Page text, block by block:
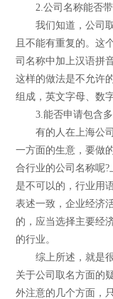
2.公司名称能否带
我们知道，公司取
且不能有重复的。这
司名称中加上汉语拼
这样的做法是不允许
组成，英文字母、数
3.能否申请包含多
有的人在上海公司
一方面的生意，要做
合行业的公司名称呢
是不可以的，行业用
表述一致，企业经济
的，应当选择主要经
的行业。
综上所述，就是很
关于公司取名方面的
外注意的几个方面，